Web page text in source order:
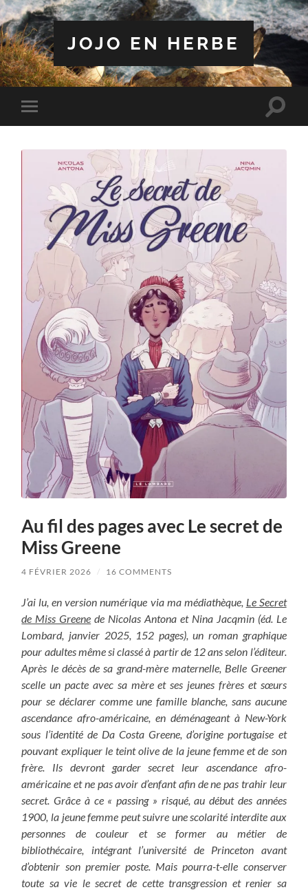
JOJO EN HERBE
Toggle
mobile
Toggle
Au fil des pages avec Le secret de
Miss Greene
4 FÉVRIER 2026 / 16 COMMENTS
J’ai lu, en version numérique via ma médiathèque, Le Secret
de Miss Greene de Nicolas Antona et Nina Jacqmin (éd. Le
Lombard, janvier 2025, 152 pages), un roman graphique
pour adultes même si classé à partir de 12 ans selon l’éditeur.
Après le décès de sa grand-mère maternelle, Belle Greener
scelle un pacte avec sa mère et ses jeunes frères et sœurs
pour se déclarer comme une famille blanche, sans aucune
ascendance afro-américaine, en déménageant à New-York
sous l’identité de Da Costa Greene, d’origine portugaise et
pouvant expliquer le teint olive de la jeune femme et de son
frère. Ils devront garder secret leur ascendance afro-
américaine et ne pas avoir d’enfant afin de ne pas trahir leur
secret. Grâce à ce « passing » risqué, au début des années
1900, la jeune femme peut suivre une scolarité interdite aux
personnes de couleur et se former au métier de
bibliothécaire, intégrant l’université de Princeton avant
d’obtenir son premier poste. Mais pourra-t-elle conserver
toute sa vie le secret de cette transgression et renier sa